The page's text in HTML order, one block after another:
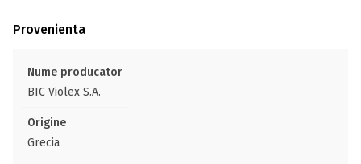
Provenienta
Nume producator
BIC Violex S.A.
Origine
Grecia